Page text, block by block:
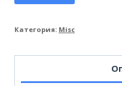
Категория: Misc